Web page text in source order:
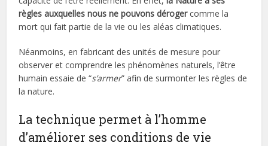
règles auxquelles nous ne pouvons dérogercomme la
mort qui fait partie de la vie ou les aléas climatiques.
Néanmoins, en fabricant des unités de mesure pour
observer et comprendre les phénomènes naturels, l’être
humain essaie de “s’armer” afin de surmonter les règles de
la nature.
La technique permet à l’homme
d’améliorer ses conditions de vie